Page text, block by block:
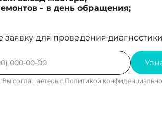
- в день обращения;
заявку для проведения
Вы соглашаетесь с Политикой